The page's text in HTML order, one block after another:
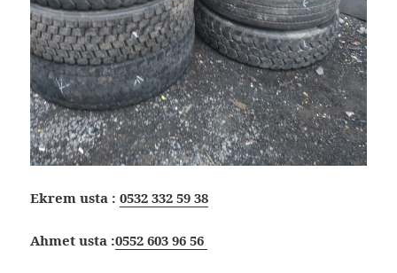
Ekrem usta :0532 332 59 38
Ahmet usta :0552 603 96 56